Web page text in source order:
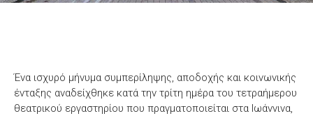
Ένα ισχυρό μήνυμα συμπερίληψης, αποδοχής και κοινωνικής
ένταξης αναδείχθηκε κατά την τρίτη ημέρα του τετραήμερου
θεατρικού εργαστηρίου που πραγματοποιείται στα Ιωάννινα,